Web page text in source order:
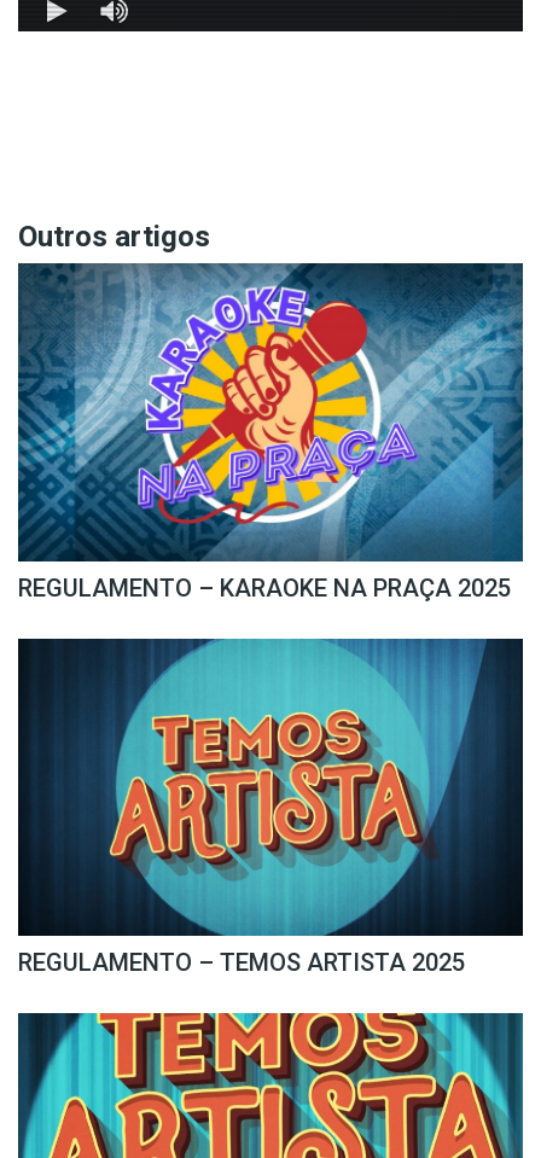
Outros artigos
REGULAMENTO – KARAOKE NA PRAÇA 2025
REGULAMENTO – TEMOS ARTISTA 2025